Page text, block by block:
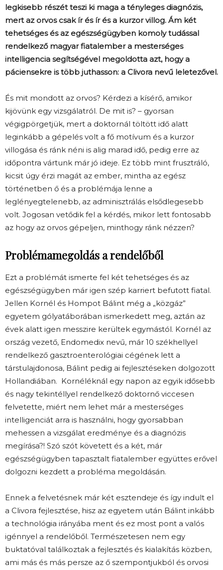
legkisebb részét teszi ki maga a tényleges diagnózis,
mert az orvos csak ír és ír és a kurzor villog. Ám két
tehetséges és az egészségügyben komoly tudással
rendelkező magyar fiatalember a mesterséges
intelligencia segítségével megoldotta azt, hogy a
páciensekre is több juthasson: a Clivora nevű leletezővel.
És mit mondott az orvos? Kérdezi a kísérő, amikor
kijövünk egy vizsgálatról. De mit is? – gyorsan
végigpörgetjük, mert a doktornál töltött idő alatt
leginkább a gépelés volt a fő motívum és a kurzor
villogása és ránk néni is alig marad idő, pedig erre az
időpontra vártunk már jó ideje. Ez több mint frusztráló,
kicsit úgy érzi magát az ember, mintha az egész
történetben ő és a problémája lenne a
leglényegtelenebb, az adminisztrálás elsődlegesebb
volt. Jogosan vetődik fel a kérdés, mikor lett fontosabb
az hogy az orvos gépeljen, minthogy ránk nézzen?
Problémamegoldás a rendelőből
Ezt a problémát ismerte fel két tehetséges és az
egészségügyben már igen szép karriert befutott fiatal.
Jellen Kornél és Hompot Bálint még a „közgáz”
egyetem gólyatáborában ismerkedett meg, aztán az
évek alatt igen messzire kerültek egymástól. Kornél az
ország vezető, Endomedix nevű, már 10 székhellyel
rendelkező gasztroenterológiai cégének lett a
társtulajdonosa, Bálint pedig ai fejlesztéseken dolgozott
Hollandiában. Kornéléknál egy napon az egyik idősebb
és nagy tekintéllyel rendelkező doktornő viccesen
felvetette, miért nem lehet már a mesterséges
intelligenciát arra is használni, hogy gyorsabban
mehessen a vizsgálat eredménye és a diagnózis
megírása?! Szó szót követett és a két, már
egészségügyben tapasztalt fiatalember együttes erővel
dolgozni kezdett a probléma megoldásán.
Ennek a felvetésnek már két esztendeje és így indult el
a Clivora fejlesztése, hisz az egyetem után Bálint inkább
a technológia irányába ment és ez most pont a valós
igénnyel a rendelőből. Természetesen nem egy
buktatóval találkoztak a fejlesztés és kialakítás közben,
ami más és más persze az ő szempontjukból és orvosi